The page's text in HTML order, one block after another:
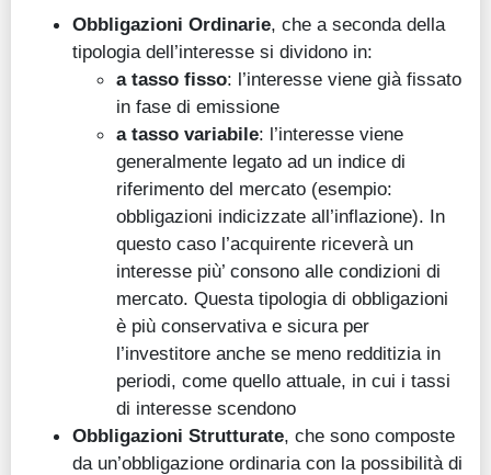
Obbligazioni Ordinarie, che a seconda della
tipologia dell’interesse si dividono in:
a tasso fisso: l’interesse viene già fissato
in fase di emissione
​a tasso variabile: l’interesse viene
generalmente legato ad un indice di
riferimento del mercato (esempio:
obbligazioni indicizzate all’inflazione). In
questo caso l’acquirente riceverà un
interesse più’ consono alle condizioni di
mercato. Questa tipologia di obbligazioni
è più conservativa e sicura per
l’investitore anche se meno redditizia in
periodi, come quello attuale, in cui i tassi
di interesse scendono
Obbligazioni Strutturate, che sono composte
da un’obbligazione ordinaria con la possibilità di